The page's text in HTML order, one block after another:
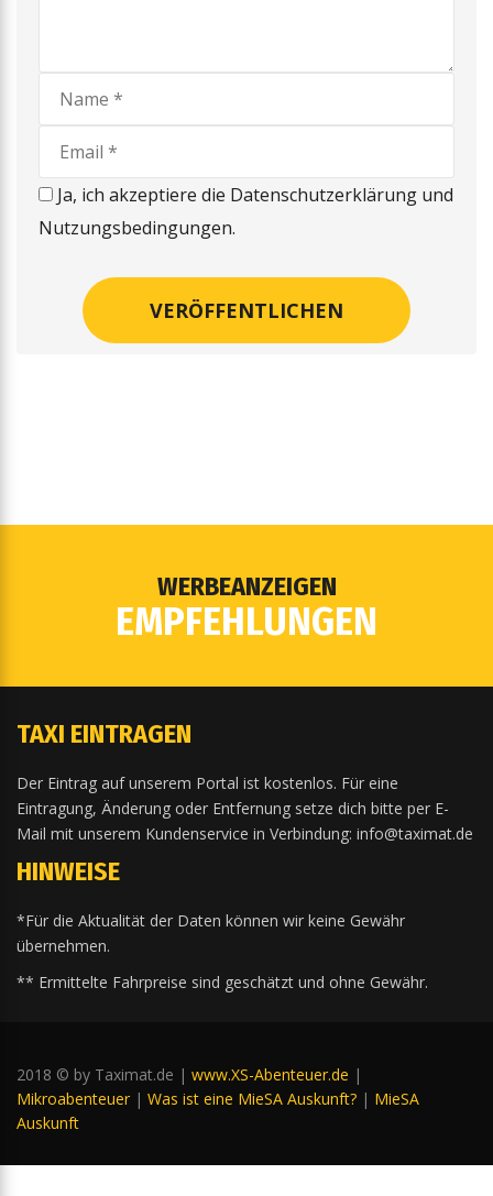
Ja, ich akzeptiere die Datenschutzerklärung und
Nutzungsbedingungen.
WERBEANZEIGEN
EMPFEHLUNGEN
TAXI EINTRAGEN
Der Eintrag auf unserem Portal ist kostenlos. Für eine
Eintragung, Änderung oder Entfernung setze dich bitte per E-
Mail mit unserem Kundenservice in Verbindung: info@taximat.de
HINWEISE
*Für die Aktualität der Daten können wir keine Gewähr
übernehmen.
** Ermittelte Fahrpreise sind geschätzt und ohne Gewähr.
2018 © by Taximat.de | www.XS-Abenteuer.de |
Mikroabenteuer | Was ist eine MieSA Auskunft? | MieSA
Auskunft